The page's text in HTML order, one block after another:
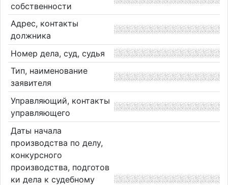
собственности
Адрес, контакты
должника
Номер дела, суд, судья
Тип, наименование
заявителя
Управляющий, контакты
управляющего
Даты начала
производства по делу,
конкурсного
производства, подготов
ки дела к судебному